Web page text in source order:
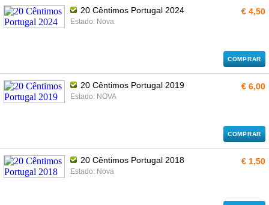
20 Cêntimos Portugal 2024
Estado: Nova
€ 4,50
COMPRAR
20 Cêntimos Portugal 2019
Estado: NOVA
€ 6,00
COMPRAR
20 Cêntimos Portugal 2018
Estado: Nova
€ 1,50